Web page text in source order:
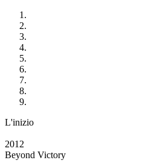
L'inizio
2012
Beyond Victory